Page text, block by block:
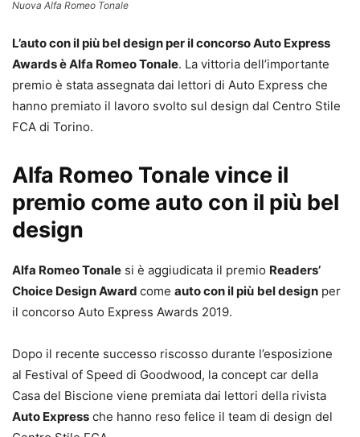
Nuova Alfa Romeo Tonale
L’auto con il più bel design per il concorso Auto Express
Awards è Alfa Romeo Tonale. La vittoria dell’importante
premio è stata assegnata dai lettori di Auto Express che
hanno premiato il lavoro svolto sul design dal Centro Stile
FCA di Torino.
Alfa Romeo Tonale vince il
premio come auto con il più bel
design
Alfa Romeo Tonale si è aggiudicata il premio Readers’
Choice Design Award come auto con il più bel design per
il concorso Auto Express Awards 2019.
Dopo il recente successo riscosso durante l’esposizione
al Festival of Speed di Goodwood, la concept car della
Casa del Biscione viene premiata dai lettori della rivista
Auto Express che hanno reso felice il team di design del